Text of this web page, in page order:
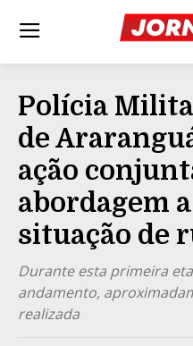
Polícia
de
ação
abordagem
situação de
Durante esta primeira
andamento,
realizada